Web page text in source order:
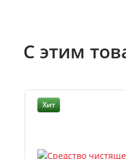
С этим
Хит